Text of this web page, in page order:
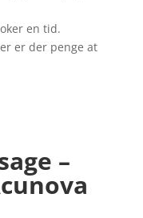
en tid.
er der penge at
–